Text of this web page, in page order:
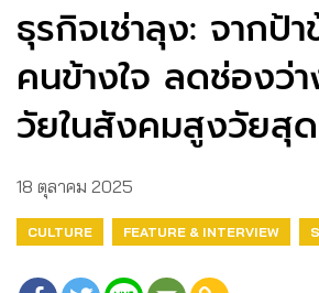
ธุรกิจเช่าลุง: จากป้
คนข้างใจ ลดช่องว่า
วัยในสังคมสูงวัยสุ
18 ตุลาคม 2025
CULTURE FEATURE & INTERVIEW